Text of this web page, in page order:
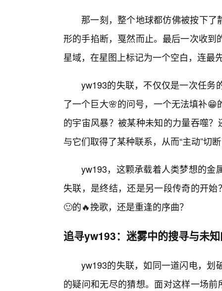
那一刻，整个地球都仿佛被按下
形的手掐断，戛然而止。最后一次收
星域，在星图上标记为一个空白，连最
yw193的失联，不仅仅是一次任务
了一个巨大🌸的问号，一个无法填补
的宇宙风暴？被某种未知的力量吞噬
与它们取得了某种联系，从而“主动”切
yw193，这颗承载着人类梦想的金
失联，是终结，还是另一段传奇的开
🙂的🔥挽歌，还是重逢的序曲？
追寻yw193：迷雾中的搜寻与未
yw193的失联，如同一道闪电，划
的疑问和无尽的猜想。面对这样一场